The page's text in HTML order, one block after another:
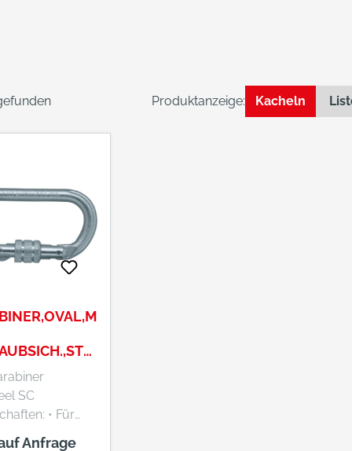
Produktanzeige: Kacheln
22
SC
• Für
mit
Anfrage